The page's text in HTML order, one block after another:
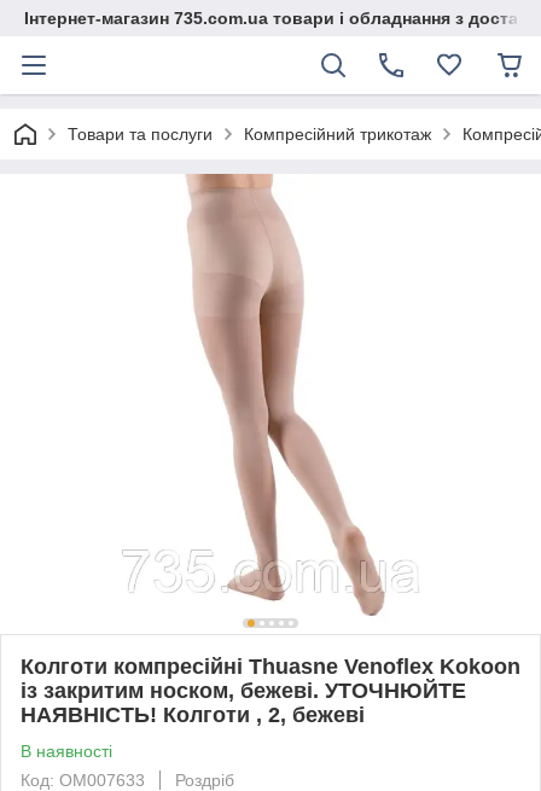
Інтернет-магазин 735.com.ua товари і обладнання з
Товари та послуги Компресійний трикотаж
Колготи компресійні Thuasne Venoflex Kokoon
із закритим носком, бежеві. УТОЧНЮЙТЕ
НАЯВНІСТЬ! Колготи , 2, бежеві
В наявності
Код: ОМ007633
Роздріб